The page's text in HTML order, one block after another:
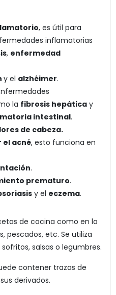
, es útil para
inflamatorias
, enfermedad
y el alzhéimer.
la fibrosis hepática y
intestinal.
de cabeza.
el acné, esto funciona en
.
prematuro.
y el eczema.
de cocina como en la
pescados, etc. Se utiliza
salsas o legumbres.
contener trazas de
derivados.